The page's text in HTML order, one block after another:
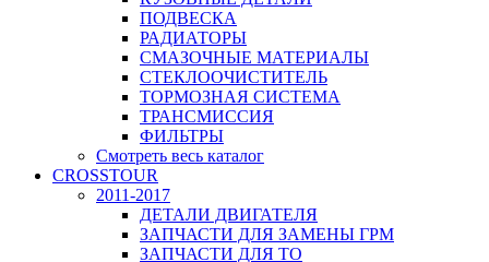
ПОДВЕСКА
РАДИАТОРЫ
СМАЗОЧНЫЕ МАТЕРИАЛЫ
СТЕКЛООЧИСТИТЕЛЬ
ТОРМОЗНАЯ СИСТЕМА
ТРАНСМИССИЯ
ФИЛЬТРЫ
Смотреть весь каталог
CROSSTOUR
2011-2017
ДЕТАЛИ ДВИГАТЕЛЯ
ЗАПЧАСТИ ДЛЯ ЗАМЕНЫ ГРМ
ЗАПЧАСТИ ДЛЯ ТО